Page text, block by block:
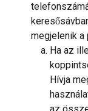
megjelenik a
Ha az
Hívja